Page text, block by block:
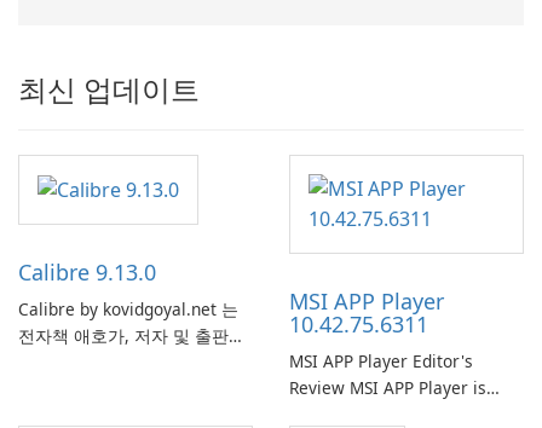
최신 업데이트
Calibre 9.13.0
Calibre by kovidgoyal.net 는
전자책 애호가, 저자 및 출판사
MSI APP Player
10.42.75.6311
MSI APP Player Editor's
Review MSI APP Player is